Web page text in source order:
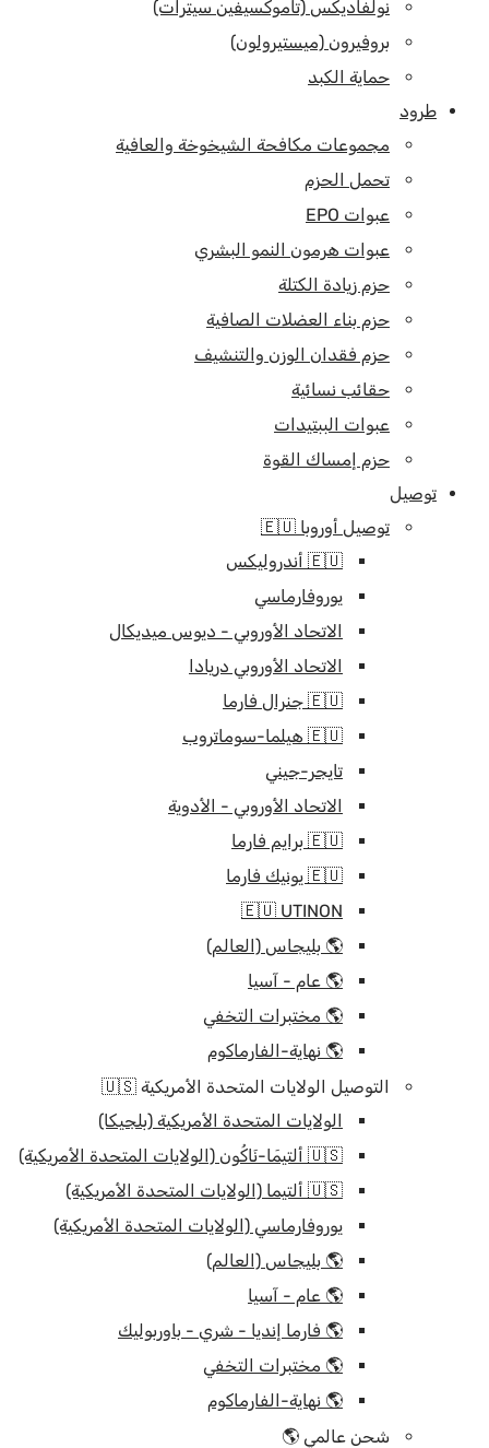
نولفاديكس (تاموكسيفين سيترات)
بروفيرون (ميستيرولون)
حماية الكبد
طرود
مجموعات مكافحة الشيخوخة والعافية
تحمل الحزم
عبوات EPO
عبوات هرمون النمو البشري
حزم زيادة الكتلة
حزم بناء العضلات الصافية
حزم فقدان الوزن والتنشيف
حقائب نسائية
عبوات الببتيدات
حزم إمساك القوة
توصيل
توصيل أوروبا 🇪🇺
🇪🇺 أندروليكس
يوروفارماسي
الاتحاد الأوروبي - ديوس ميديكال
الاتحاد الأوروبي دريادا
🇪🇺 جنرال فارما
🇪🇺 هيلما-سوماتروب
تايجر-جيني
الاتحاد الأوروبي - الأدوية
🇪🇺 برايم فارما
🇪🇺 يونيك فارما
🇪🇺 UTINON
🌎 بليجاس (العالم)
🌎 عام - آسيا
🌎 مختبرات التخفي
🌎 نهاية-الفارماكوم
التوصيل الولايات المتحدة الأمريكية 🇺🇸
الولايات المتحدة الأمريكية (بلجيكا)
🇺🇸 ألتيمَا-نَاكُون (الولايات المتحدة الأمريكية)
🇺🇸 ألتيما (الولايات المتحدة الأمريكية)
يوروفارماسي (الولايات المتحدة الأمريكية)
🌎 بليجاس (العالم)
🌎 عام - آسيا
🌎 فارما إنديا - شري - باوربوليك
🌎 مختبرات التخفي
🌎 نهاية-الفارماكوم
شحن عالمي 🌎